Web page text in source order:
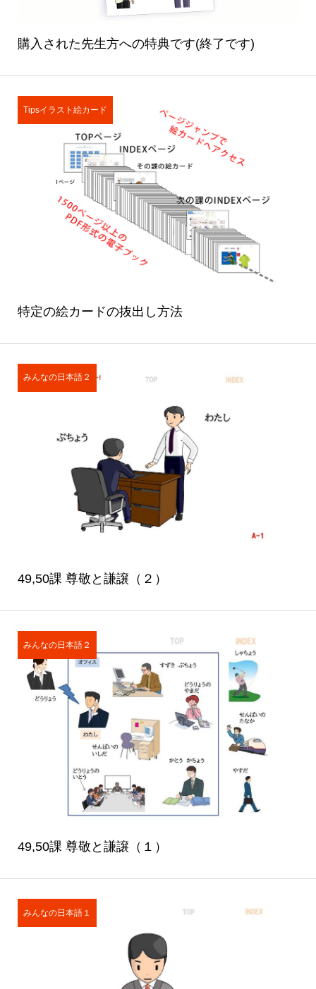
購入された先生方への特典です(終了です)
Tipsイラスト絵カード
特定の絵カードの抜出し方法
みんなの日本語２
49,50課 尊敬と謙譲（２）
みんなの日本語２
49,50課 尊敬と謙譲（１）
みんなの日本語１